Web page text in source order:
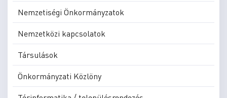
Nemzetiségi Önkormányzatok
Nemzetközi kapcsolatok
Társulások
Önkormányzati Közlöny